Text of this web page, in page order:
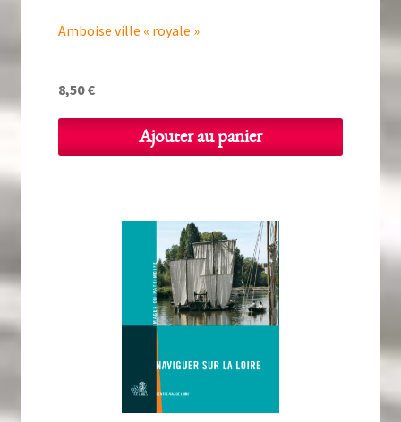
Amboise ville « royale »
8,50€
Ajouter au panier